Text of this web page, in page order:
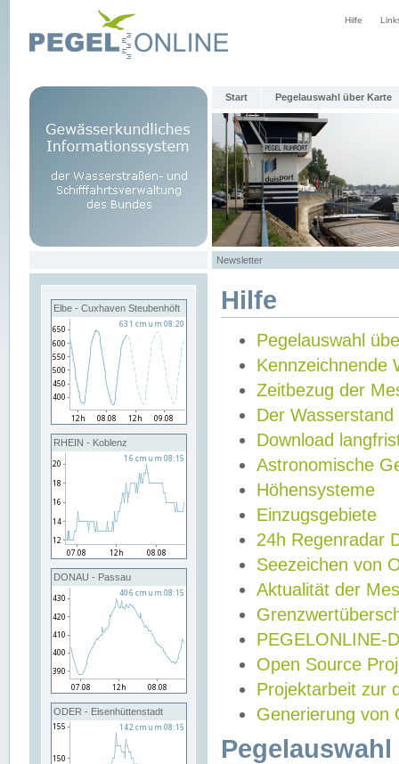
Hilfe
Start Pegelauswahl über Karte
Newsletter
Elbe - Cuxhaven Steubenhöft
RHEIN - Koblenz
DONAU - Passau
ODER - Eisenhüttenstadt
Hilfe
Pegelauswahl
Kennzeichnende
Zeitbezug der
Der Wasserstand
Download
Astronomische
Höhensysteme
Einzugsgebiete
24h Regenradar
Seezeichen von
Aktualität der
PEGELONLINE-
Open Source
Projektarbeit zur
Generierung von